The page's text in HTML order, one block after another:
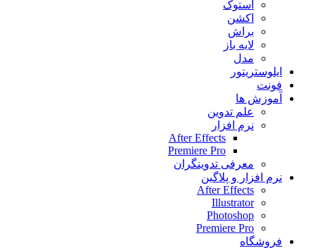
استوک
اکشن
براش
لایه باز
مدل
ایلوستریتور
فونت
آموزش ها
علم تدوین
نرم افزار
After Effects
Premiere Pro
معرفی تدوینگران
نرم افزار و پلاگین
After Effects
Illustrator
Photoshop
Premiere Pro
فروشگاه